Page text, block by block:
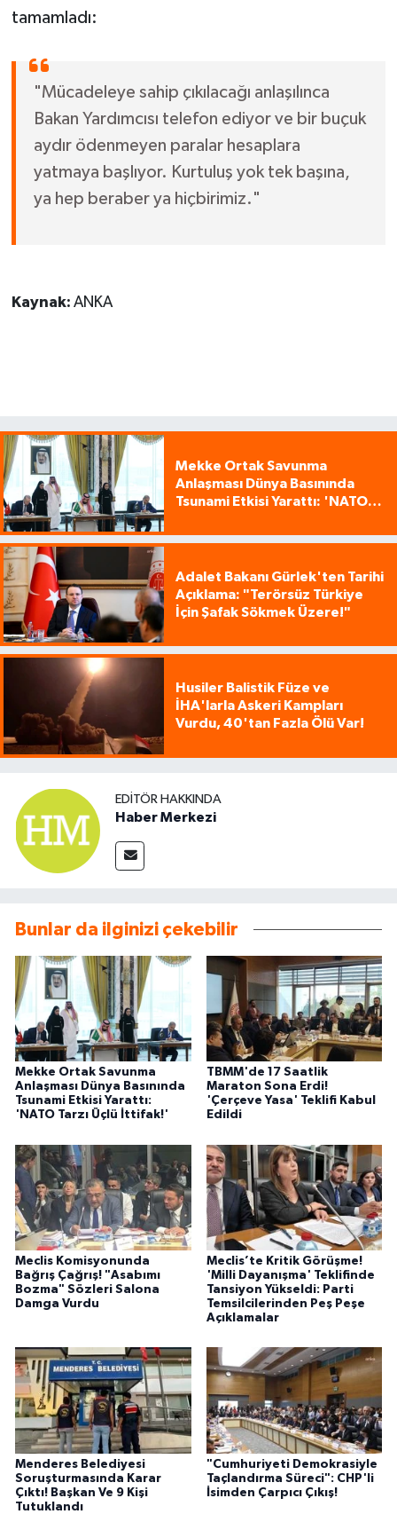
tamamladı:
"Mücadeleye sahip çıkılacağı anlaşılınca
Bakan Yardımcısı telefon ediyor ve bir buçuk
aydır ödenmeyen paralar hesaplara
yatmaya başlıyor. Kurtuluş yok tek başına,
ya hep beraber ya hiçbirimiz."
Kaynak: ANKA
Mekke Ortak Savunma
Anlaşması Dünya Basınında
Tsunami Etkisi Yarattı: 'NATO
Adalet Bakanı Gürlek'ten Tarihi
Açıklama: "Terörsüz Türkiye
İçin Şafak Sökmek Üzere!"
Husiler Balistik Füze ve
İHA'larla Askeri Kampları
Vurdu, 40'tan Fazla Ölü Var!
EDITÖR HAKKINDA
Haber Merkezi
Bunlar da ilginizi çekebilir
Mekke Ortak Savunma
Anlaşması Dünya Basınında
Tsunami Etkisi Yarattı:
'NATO Tarzı Üçlü İttifak!'
TBMM'de 17 Saatlik
Maraton Sona Erdi!
'Çerçeve Yasa' Teklifi Kabul
Edildi
Meclis Komisyonunda
Bağrış Çağrış! "Asabımı
Bozma" Sözleri Salona
Damga Vurdu
Meclis’te Kritik Görüşme!
'Milli Dayanışma' Teklifinde
Tansiyon Yükseldi: Parti
Temsilcilerinden Peş Peşe
Açıklamalar
Menderes Belediyesi
Soruşturmasında Karar
Çıktı! Başkan Ve 9 Kişi
Tutuklandı
"Cumhuriyeti Demokrasiyle
Taçlandırma Süreci": CHP'li
İsimden Çarpıcı Çıkış!